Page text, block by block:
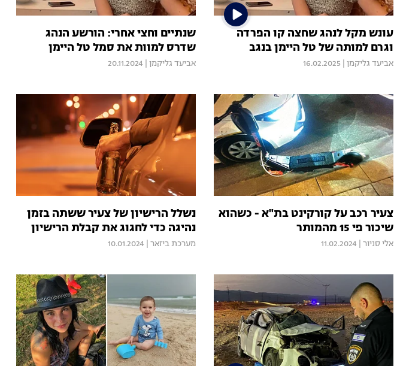
עונש מקל לנהג שחצה קו הפרדה
וגרם למותה של טל היימן בנגב
אביעד גליקמן 16.02.2025
שנתיים וחצי אחרי: הורשע הנהג
שדרס למוות את סמל טל היימן
אביעד גליקמן 20.11.2024
צעיר רכב על קורקינט בת"א - כשהוא
שיכור פי 15 מהמותר
אלי סניור 11.02.2024
נשלל הרישיון של צעיר ששתה בזמן
נהיגה כדי לחגוג את קבלת הרישיון
מערכת ביזאר 10.01.2024